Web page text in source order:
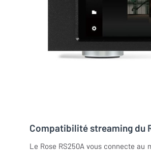
Compatibilité streaming du
Le Rose RS250A vous connecte au